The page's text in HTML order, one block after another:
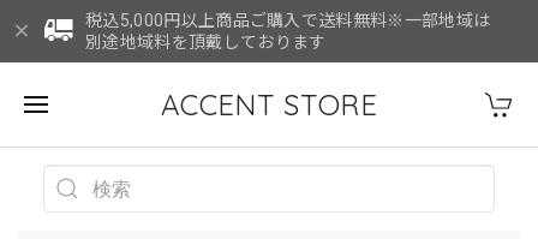
税込5,000円以上商品ご購入で送料無料※一部地域は
別途地域料を頂戴しております
ACCENT STORE